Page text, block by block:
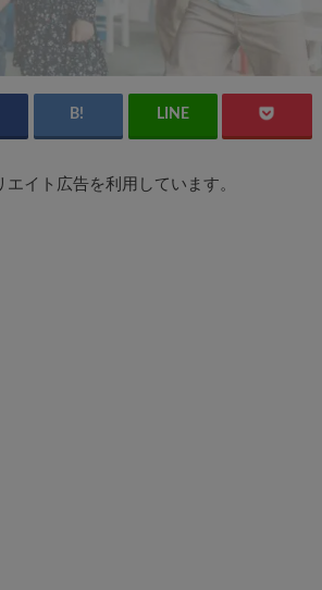
エイト広告を利用しています。